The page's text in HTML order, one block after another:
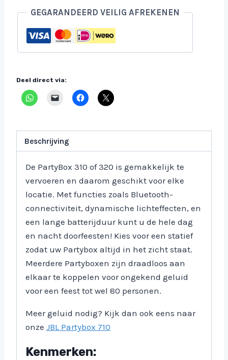
GEGARANDEERD VEILIG AFREKENEN
Deel direct via:
Beschrijving
De PartyBox 310 of 320 is gemakkelijk te
vervoeren en daarom geschikt voor elke
locatie. Met functies zoals Bluetooth-
connectiviteit, dynamische lichteffecten, en
een lange batterijduur kunt u de hele dag
en nacht doorfeesten! Kies voor een statief
zodat uw Partybox altijd in het zicht staat.
Meerdere Partyboxen zijn draadloos aan
elkaar te koppelen voor ongekend geluid
voor een feest tot wel 80 personen.
Meer geluid nodig? Kijk dan ook eens naar
onze JBL Partybox 710
Kenmerken: